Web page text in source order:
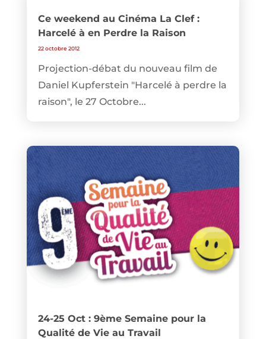
Ce weekend au Cinéma La Clef :
Harcelé à en Perdre la Raison
22 octobre 2012
Projection-débat du nouveau film de
Daniel Kupferstein "Harcelé à perdre la
raison", le 27 Octobre...
24-25 Oct : 9ème Semaine pour la
Qualité de Vie au Travail